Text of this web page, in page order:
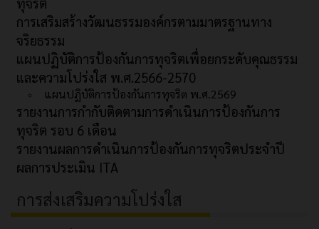
การเสริมสร้างวัฒนธรรมองค์กรตามมาตรฐานทาง
จริยธรรม
แผนปฏิบัติการป้องกันการทุจริตเพื่อยกระดับคุณธรรม
และความโปร่งใส พ.ศ.2566-2570
แผนปฏิบัติการป้องกันการทุจริต พ.ศ.2569
รายงานการกำกับติดตามการดำเนินการป้องกันการ
ทุจริต รอบ 6 เดือน
รายงานผลการดำเนินการป้องกันการทุจริตประจำปี
ผลการประเมิน ITA
การส่งเสริมความโปร่งใส